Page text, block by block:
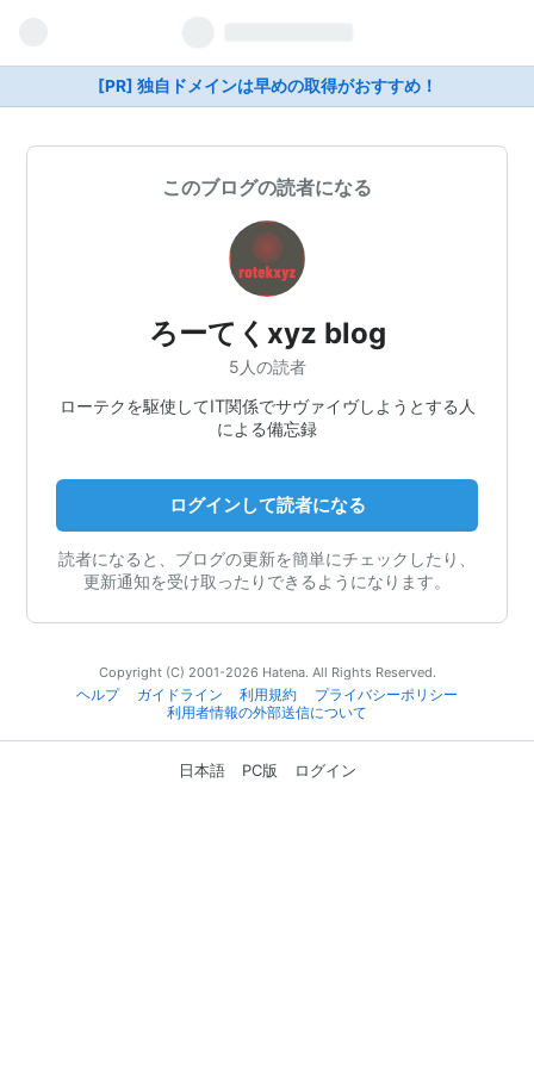
[PR] 独自ドメインは早めの取得がおすすめ！
このブログの読者になる
ろーてくxyz blog
5人の読者
ローテクを駆使してIT関係でサヴァイヴしようとする人
による備忘録
ログインして読者になる
読者になると、ブログの更新を簡単にチェックしたり、
更新通知を受け取ったりできるようになります。
Copyright (C) 2001-2026 Hatena. All Rights Reserved.
ヘルプ
ガイドライン 利用規約
プライバシーポリシー
利用者情報の外部送信について
日本語 PC版 ログイン